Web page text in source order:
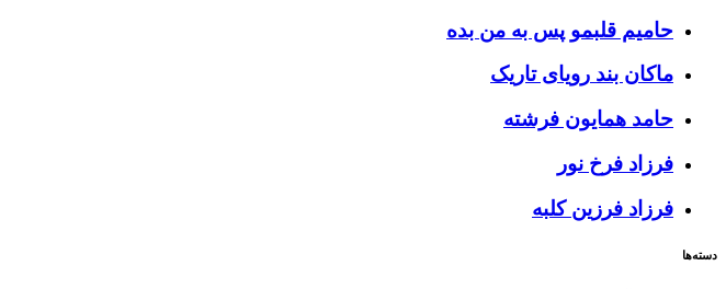
حامیم قلبمو پس به من بده
ماکان بند رویای تاریک
حامد همایون فرشته
فرزاد فرخ نور
فرزاد فرزینکلبه
دسته‌ها